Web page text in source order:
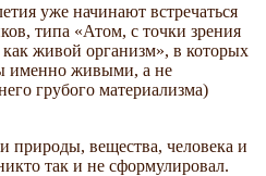
уже начинают встречаться
типа «Атом, с точки зрения
живой организм», в которых
именно живыми, а не
грубого материализма)
природы, вещества, человека и
так и не сформулировал.